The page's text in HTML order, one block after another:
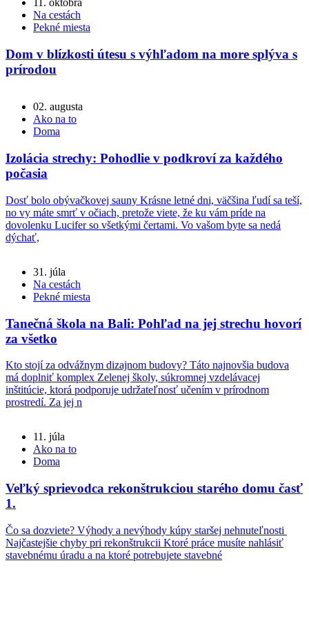
11. októbra
Na cestách
Pekné miesta
Dom v blízkosti útesu s výhľadom na more splýva s
prírodou
02. augusta
Ako na to
Doma
Izolácia strechy: Pohodlie v podkroví za každého
počasia
Dosť bolo obývačkovej sauny Krásne letné dni, väčšina ľudí sa teší,
no vy máte smrť v očiach, pretože viete, že ku vám príde na
dovolenku Lucifer so všetkými čertami. Vo vašom byte sa nedá
dýchať,
31. júla
Na cestách
Pekné miesta
Tanečná škola na Bali: Pohľad na jej strechu hovorí
za všetko
Kto stojí za odvážnym dizajnom budovy? Táto najnovšia budova
má doplniť komplex Zelenej školy, súkromnej vzdelávacej
inštitúcie, ktorá podporuje udržateľnosť učením v prírodnom
prostredí. Za jej n
11. júla
Ako na to
Doma
Veľký sprievodca rekonštrukciou starého domu časť
1.
Čo sa dozviete? Výhody a nevýhody kúpy staršej nehnuteľnosti
Najčastejšie chyby pri rekonštrukcii Ktoré práce musíte nahlásiť
stavebnému úradu a na ktoré potrebujete stavebné